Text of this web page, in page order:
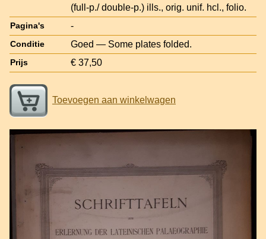
(full-p./ double-p.) ills., orig. unif. hcl., folio.
Pagina's -
Conditie Goed — Some plates folded.
Prijs € 37,50
Toevoegen aan winkelwagen